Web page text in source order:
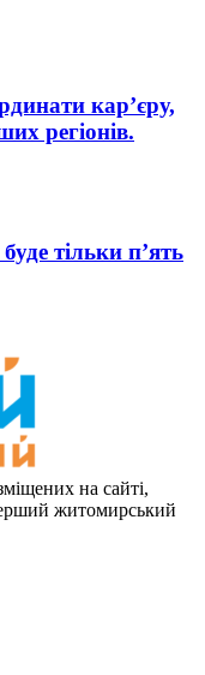
кар’єру,
регіонів.
тільки п’ять
на сайті,
житомирський